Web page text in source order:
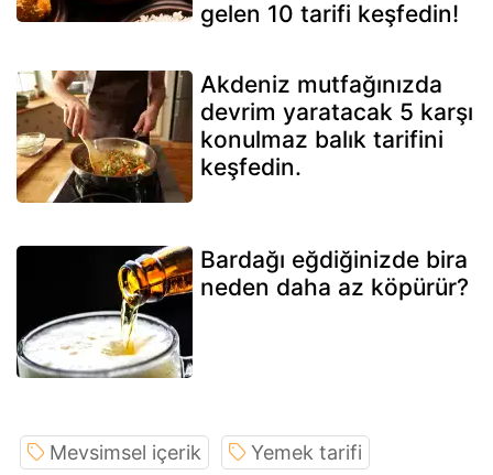
gelen 10 tarifi keşfedin!
Akdeniz mutfağınızda
devrim yaratacak 5 karşı
konulmaz balık tarifini
keşfedin.
Bardağı eğdiğinizde bira
neden daha az köpürür?
Mevsimsel içerik Yemek tarifi